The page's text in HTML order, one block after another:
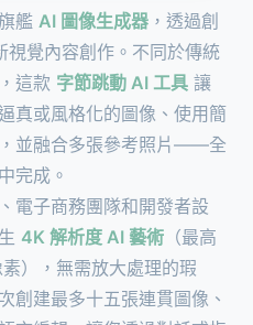
艦 AI 圖像生成器 ，透過創
視覺內容創作。不同於傳統
這款 字節跳動 AI 工具 讓
真或風格化的圖像、使用簡
並融合多張參考照片——全
完成。
電子商務團隊和開發者設
4K 解析度 AI 藝術 （最高
），無需放大處理的瑕
創建最多十五張連貫圖像、